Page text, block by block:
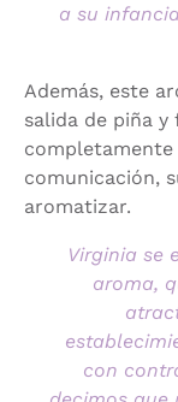
a su
Además, este
salida de piña y
comunicación,
aromatizar.
Virginia se
aroma,
con